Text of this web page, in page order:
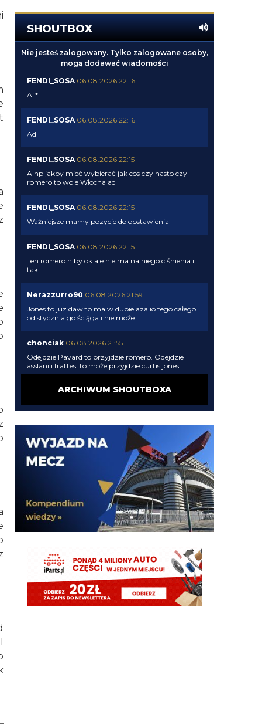
SHOUTBOX
Nie jesteś zalogowany. Tylko zalogowane osoby,
mogą dodawać wiadomości
FENDI_SOSA 06.08.2026 22:16
Af*
FENDI_SOSA 06.08.2026 22:16
Ad
FENDI_SOSA 06.08.2026 22:15
A np jakby mieć wybierać jak cos czy hasto czy
romero to wole Włocha ad
FENDI_SOSA 06.08.2026 22:15
Ważniejsze mamy pozycje do obstawienia
FENDI_SOSA 06.08.2026 22:15
Ten romero niby ok ale nie ma na niego ciśnienia i
tak
Nerazzurro90 06.08.2026 21:59
Jones to juz dawno ma w dupie azalio tego całego
od stycznia go ściąga i nie może
chonciak 06.08.2026 21:55
Odejdzie Pavard to przyjdzie romero. Odejdzie
asslani i frattesi to może przyjdzie curtis jones
chonciak 06.08.2026 21:54
Rebelde jaki plac budowy ?XD Nikt budowy nie
rozpoczął w tym sezonie xd Oni tylko podmieniają
Rebelde 06.08.2026 21:34
Perisic na wahadło, Juan Jesus ns obrone a 40mln z
powrotem do kieszeni Oaktree. Chyba mamy w
końcu realny plan. na te okienko.
Paolo92 06.08.2026 21:26
🚨 GAZZETTA DELLO SPORT: “Kostic al PSV
potrebbe sbloccare il ritorno di Ivan Perisic all’Inter”.
danielinter
Po fiasku Spence nasi stwierdzili że mamy super
prawe wahadło czy o kij chodzi ?
Nerazzurro90 06.08.2026 20:58
ARCHIWUM SHOUTBOXA